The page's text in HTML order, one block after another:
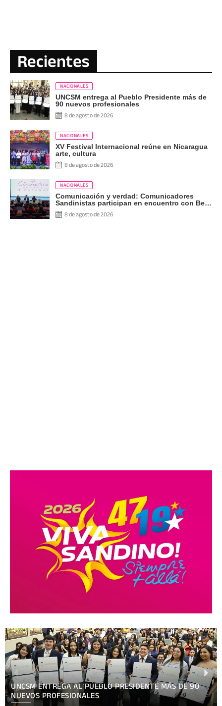
Recientes
NACIONALES
UNCSM entrega al Pueblo Presidente más de
90 nuevos profesionales
8 de agosto de 2026
NACIONALES
XV Festival Internacional reúne en Nicaragua
arte, cultura
8 de agosto de 2026
NACIONALES
Comunicación y verdad: Comunicadores
Sandinistas participan en encuentro con Ben
Norton8 de agosto de 2026
XV FESTIVAL INTERNACIONAL REÚNE EN NICARAGUA
ARTE, CULTURA